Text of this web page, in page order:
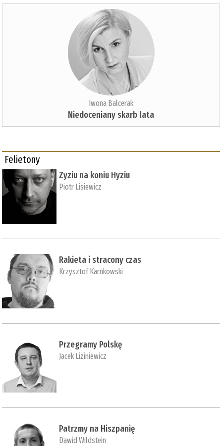
Iwona Balcerak
Niedoceniany skarb lata
Felietony
Zyziu na koniu Hyziu
Piotr Lisiewicz
Rakieta i stracony czas
Krzysztof Karnkowski
Przegramy Polskę
Jacek Liziniewicz
Patrzmy na Hiszpanię
Dawid Wildstein